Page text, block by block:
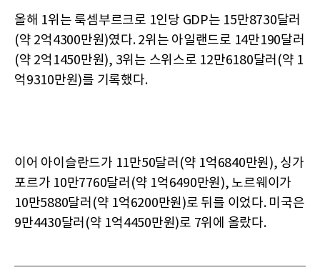
올해 1위는 룩셈부르크로 1인당 GDP는 15만8730달러
(약 2억4300만원)였다. 2위는 아일랜드로 14만190달러
(약 2억1450만원), 3위는 스위스로 12만6180달러(약 1
억9310만원)를 기록했다.
이어 아이슬란드가 11만50달러(약 1억6840만원), 싱가
포르가 10만7760달러(약 1억6490만원), 노르웨이가
10만5880달러(약 1억6200만원)로 뒤를 이었다. 미국은
9만4430달러(약 1억4450만원)로 7위에 올랐다.